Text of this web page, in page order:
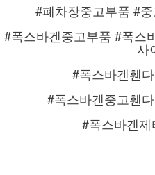
#폐차장중고부품 #
#폭스바겐중고부품 #폭스
사
#폭스바겐휀
#폭스바겐중고휀
#폭스바겐